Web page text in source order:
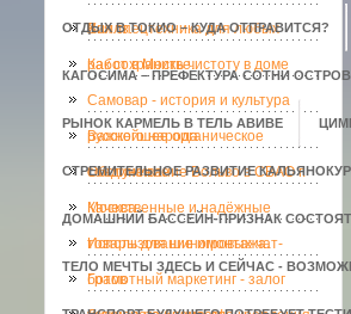
ОТДЫХ В ТОКИО – КУДА ОТПРАВИТСЯ?
КАГОСИМА – ПРЕФЕКТУРА СОТНИ
РЫНОК КАРМЕЛЬ В ТЕЛЬ АВИВЕ
СТРЕМИТЕЛЬНОЕ РАЗВИТИЕ
ДОМАШНИЙ БАССЕЙН-ПРИЗНАК
ТЕЛО МЕЧТЫ ЗДЕСЬ И СЕЙЧАС -
Хиллз.
Вся спецтехника для любых
работ в Москве.
Как сохранить чистоту в доме
Самовар - история и культура
русского народа
Важнейшее органическое
соединение
Обслуживание Вольво в СВАО г.
Москва
Качественные и надёжные
товары для шиномонтажа.
Использование игровых чат-
ботов
Грамотный маркетинг - залог